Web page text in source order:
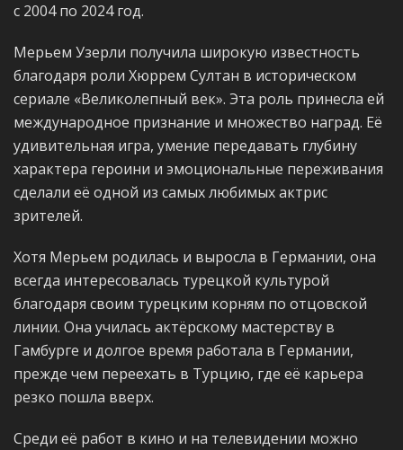
с 2004 по 2024 год.
Мерьем Узерли получила широкую известность
благодаря роли Хюррем Султан в историческом
сериале «Великолепный век». Эта роль принесла ей
международное признание и множество наград. Её
удивительная игра, умение передавать глубину
характера героини и эмоциональные переживания
сделали её одной из самых любимых актрис
зрителей.
Хотя Мерьем родилась и выросла в Германии, она
всегда интересовалась турецкой культурой
благодаря своим турецким корням по отцовской
линии. Она училась актёрскому мастерству в
Гамбурге и долгое время работала в Германии,
прежде чем переехать в Турцию, где её карьера
резко пошла вверх.
Среди её работ в кино и на телевидении можно